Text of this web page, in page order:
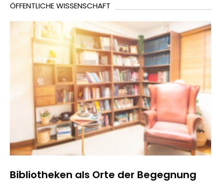
ÖFFENTLICHE WISSENSCHAFT
Bibliotheken als Orte der Begegnung